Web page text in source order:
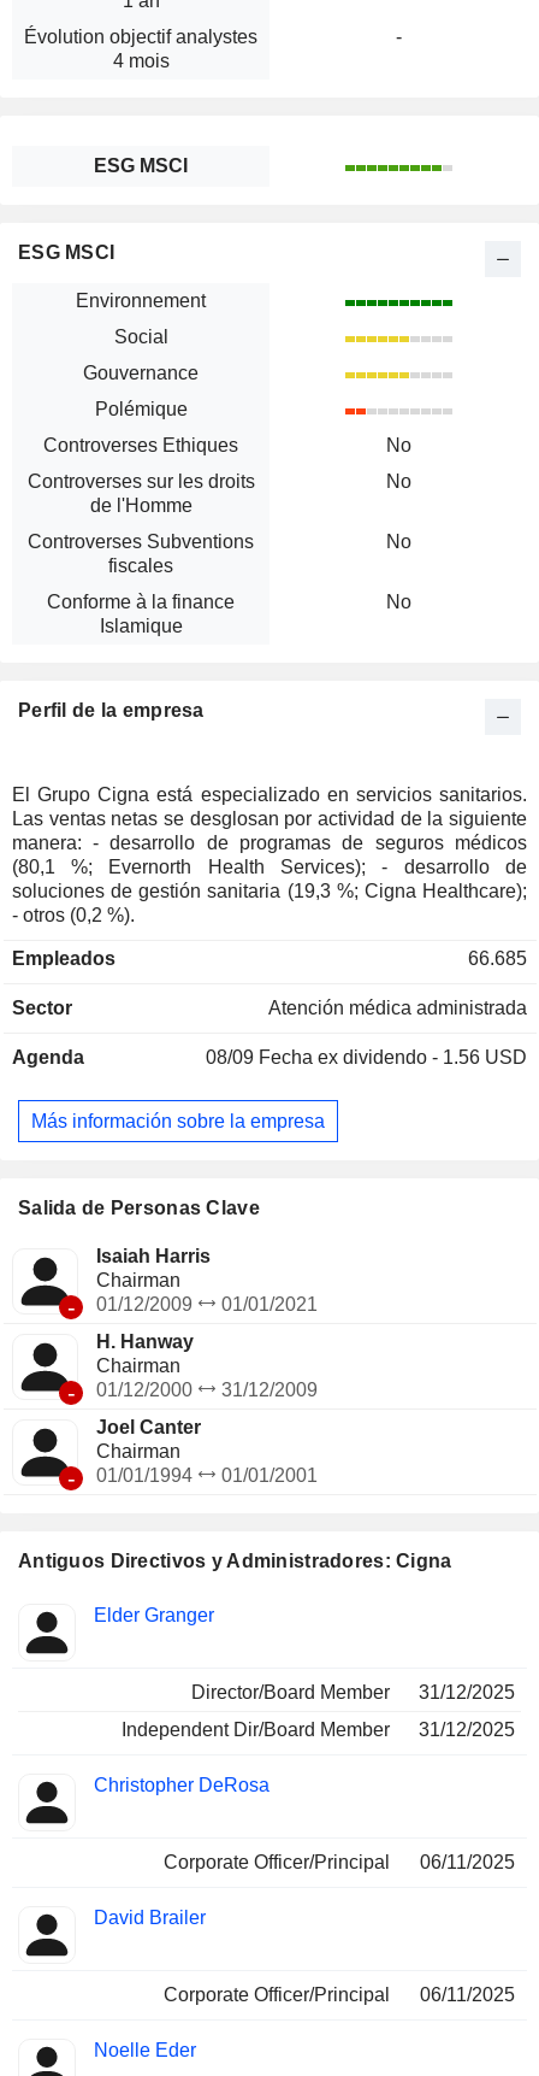
Antiguos Directivos y Administradores: Cigna
Insider
Funciones
Elder Granger
Director/Board Member
31/12/2025
Independent Dir/Board Member
31/12/2025
Christopher DeRosa
Corporate Officer/Principal 06/11/2025
David Brailer
Corporate Officer/Principal 06/11/2025
Noelle Eder
Évolution objectif analystes
4 mois
-
ESG MSCI
ESG MSCI
Environnement
Social
Gouvernance
Polémique
Controverses Ethiques
No
Controverses sur les droits
de l'Homme
No
Controverses Subventions
fiscales
No
Conforme à la finance
Islamique
No
Perfil de la empresa
El Grupo Cigna está especializado en servicios sanitarios.
Las ventas netas se desglosan por actividad de la siguiente
manera: - desarrollo de programas de seguros médicos
(80,1 %; Evernorth Health Services); - desarrollo de
soluciones de gestión sanitaria (19,3 %; Cigna Healthcare);
- otros (0,2 %).
Empleados 66.685
Sector Atención médica administrada
Agenda 08/09 Fecha ex dividendo - 1.56 USD
Más información sobre la empresa
Salida de Personas Clave
-
Isaiah Harris
Chairman
01/12/2009
01/01/2021
-
H. Hanway
Chairman
01/12/2000
31/12/2009
-
Joel Canter
Chairman
01/01/1994
01/01/2001